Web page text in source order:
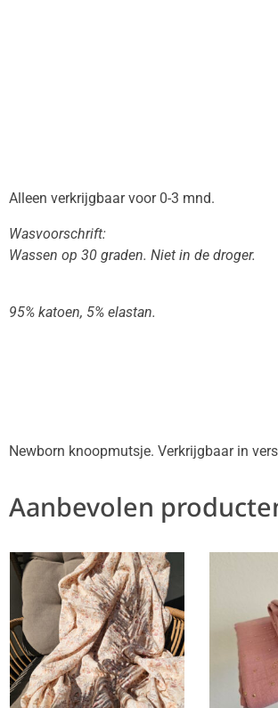
Alleen verkrijgbaar voor 0-3 mnd.
Wasvoorschrift:
Wassen op 30 graden. Niet in de droger.
95% katoen, 5% elastan.
Newborn knoopmutsje. Verkrijgbaar in
Aanbevolen